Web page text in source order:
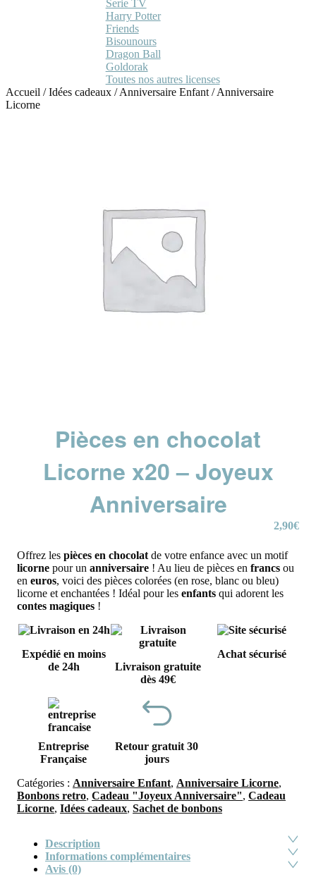
Serie TV
Harry Potter
Friends
Bisounours
Dragon Ball
Goldorak
Toutes nos autres licenses
Accueil /Idées cadeaux /Anniversaire Enfant /Anniversaire
Licorne
Pièces en chocolat
Licorne x20 – Joyeux
Anniversaire
2,90€
Offrez les pièces en chocolat de votre enfance avec un motif
licorne pour un anniversaire ! Au lieu de pièces en francs ou
en euros, voici des pièces colorées (en rose, blanc ou bleu)
licorne et enchantées ! Idéal pour les enfants qui adorent les
contes magiques !
Expédié en moins
de 24h
Livraison gratuite
dès 49€
Achat sécurisé
Entreprise
Française
Retour gratuit 30
jours
Catégories : Anniversaire Enfant, Anniversaire Licorne,
Bonbons retro, Cadeau "Joyeux Anniversaire", Cadeau
Licorne, Idées cadeaux, Sachet de bonbons
Description
Informations complémentaires
Avis (0)